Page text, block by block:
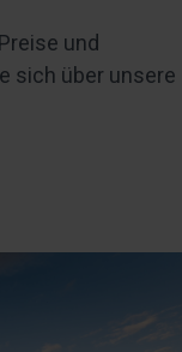
und
sich über unsere